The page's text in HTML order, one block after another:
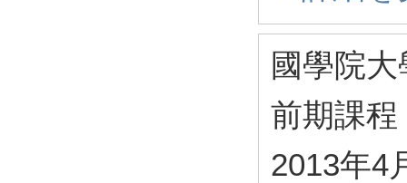
國學院
前期課程
2013年4